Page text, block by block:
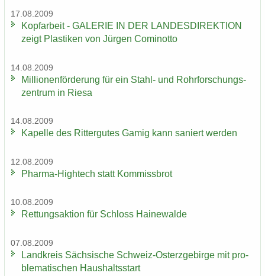
17.08.2009
Kopf­ar­beit - GA­LE­RIE IN DER LAN­DES­DI­REK­TI­ON
zeigt Plas­ti­ken von Jür­gen Co­mi­not­to
14.08.2009
Mil­lio­nen­för­de­rung für ein Stahl-​ und Rohr­for­schungs­
zen­trum in Riesa
14.08.2009
Ka­pel­le des Rit­ter­gu­tes Gamig kann sa­niert wer­den
12.08.2009
Pharma-​Hightech statt Kom­miss­brot
10.08.2009
Ret­tungs­ak­ti­on für Schloss Hai­ne­wal­de
07.08.2009
Land­kreis Säch­si­sche Schweiz-​Osterzgebirge mit pro­
ble­ma­ti­schen Haus­halts­start